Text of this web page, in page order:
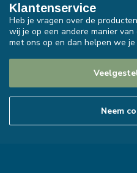
Klantenservice
Heb je vragen over de
wij je op een andere manier
met ons op en dan helpen we
Neem